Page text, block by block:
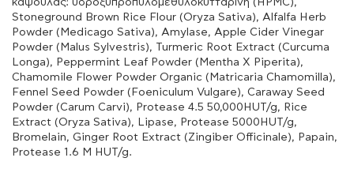
κάψουλας: υδροξυπροπυλομεθυλοκυτταρίνη (HPMC),
Stoneground Brown Rice Flour (Oryza Sativa), Alfalfa Herb
Powder (Medicago Sativa), Amylase, Apple Cider Vinegar
Powder (Malus Sylvestris), Turmeric Root Extract (Curcuma
Longa), Peppermint Leaf Powder (Mentha X Piperita),
Chamomile Flower Powder Organic (Matricaria Chamomilla),
Fennel Seed Powder (Foeniculum Vulgare), Caraway Seed
Powder (Carum Carvi), Protease 4.5 50,000HUT/g, Rice
Extract (Oryza Sativa), Lipase, Protease 5000HUT/g,
Bromelain, Ginger Root Extract (Zingiber Officinale), Papain,
Protease 1.6 M HUT/g.